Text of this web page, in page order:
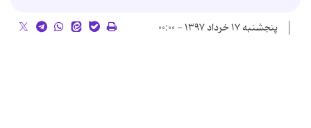
پنجشنبه ۱۷ خرداد ۱۳۹۷ - ۰۰:۰۰